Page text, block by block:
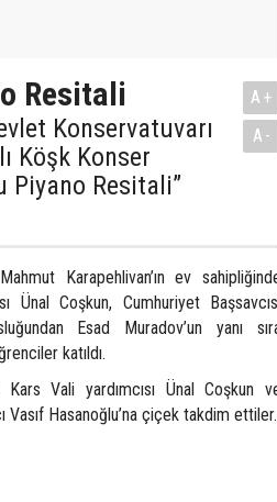
Resitali
Konservatuvarı
Köşk Konser
Piyano Resitali”
A+
A-
Karapehlivan’ın ev
Ünal Coşkun, Cumhuriyet
Esad Muradov’un yanı
katıldı.
Vali yardımcısı Ünal Coşkun
Vasıf Hasanoğlu’na çiçek takdim ettiler.